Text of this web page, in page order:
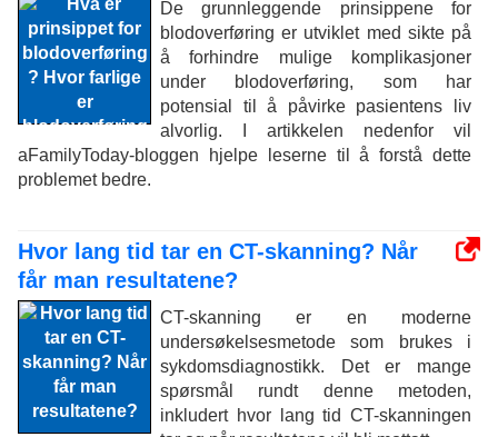
De grunnleggende prinsippene for
blodoverføring er utviklet med sikte på
å forhindre mulige komplikasjoner
under blodoverføring, som har
potensial til å påvirke pasientens liv
alvorlig. I artikkelen nedenfor vil
aFamilyToday-bloggen hjelpe leserne til å forstå dette
problemet bedre.
Hvor lang tid tar en CT-skanning? Når
får man resultatene?
CT-skanning er en moderne
undersøkelsesmetode som brukes i
sykdomsdiagnostikk. Det er mange
spørsmål rundt denne metoden,
inkludert hvor lang tid CT-skanningen